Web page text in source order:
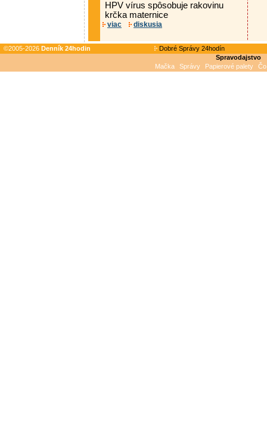
HPV vírus spôsobuje rakovinu
krčka maternice
viac diskusia
©2005-2026 Denník 24hodin
Dobré Správy 24hodín
Spravodajstvo
Mačka
Správy Papierové palety